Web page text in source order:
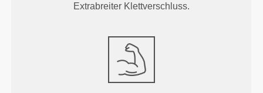
Extrabreiter Klettverschluss.